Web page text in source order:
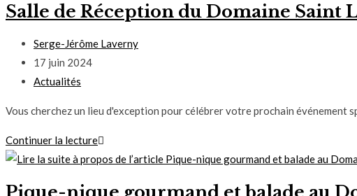
Salle de Réception du Domaine Saint
Serge-Jérôme Laverny
17 juin 2024
Actualités
Vous cherchez un lieu d'exception pour célébrer votre prochain événement
Continuer la lecture